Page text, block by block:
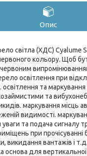
Опис
світла (ХДС) Cyalume
кольору. Щоб
освітлення при
та
та
маркування місць
видимості.
та подача сигналу
при
викидання вантажів і
основа для